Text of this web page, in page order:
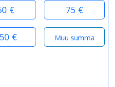
€ 75 €
€